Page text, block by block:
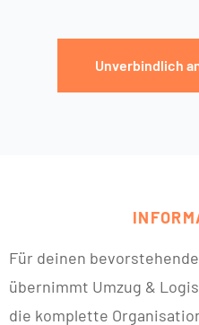
Unverbindlich
Für deinen
übernimmt Umzug &
die komplette